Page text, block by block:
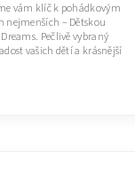
vám klíč k pohádkovým
nejmenších – Dětskou
Pečlivě vybraný
vašich dětí a krásnější